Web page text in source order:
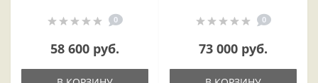
0
58 600 руб.
0
73 000 руб.